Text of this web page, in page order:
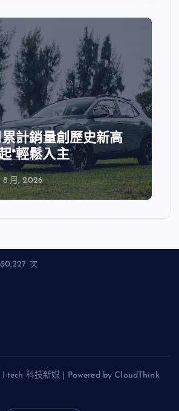
計銷量創歷史新高
*輕鬆入主
8 月, 2026
次
tech 科技新媒 | Powered by CloudThink